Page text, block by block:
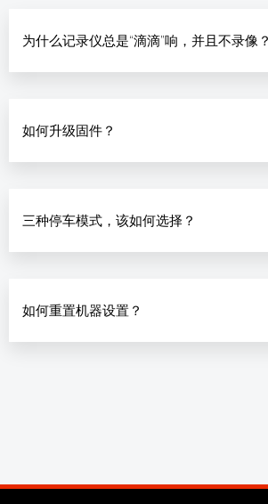
为什么记录仪总是“滴滴”响，并且不录像？
如何升级固件？
三种停车模式，该如何选择？
如何重置机器设置？